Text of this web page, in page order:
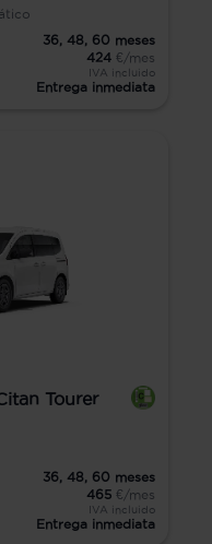
36, 48, 60 meses
424 €/mes
IVA incluido
Entrega inmediata
Tourer
36, 48, 60 meses
465 €/mes
IVA incluido
Entrega inmediata